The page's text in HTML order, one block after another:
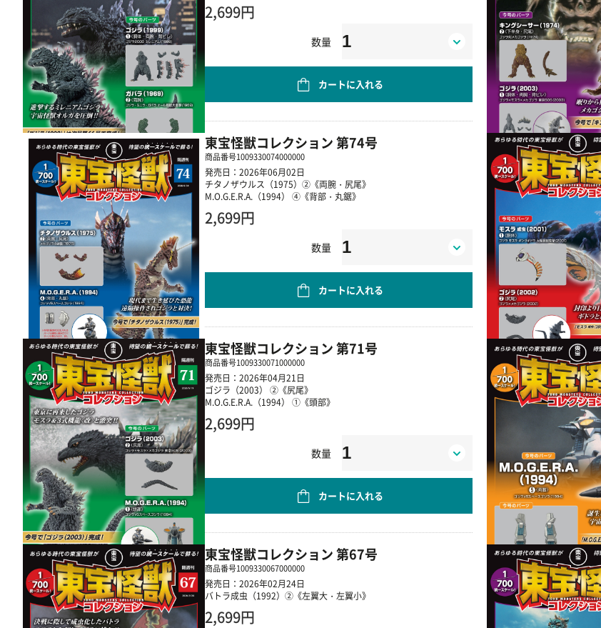
2,699円
数量
カートに入れる
東宝怪獣コレクション 第74号
商品番号1009330074000000
発売日：2026年06月02日
チタノザウルス（1975）②《両腕・尻尾》
M.O.G.E.R.A.（1994） ④《背部・丸鋸》
2,699円
数量
カートに入れる
東宝怪獣コレクション 第71号
商品番号1009330071000000
発売日：2026年04月21日
ゴジラ（2003） ②《尻尾》
M.O.G.E.R.A.（1994） ①《頭部》
2,699円
数量
カートに入れる
東宝怪獣コレクション 第67号
商品番号1009330067000000
発売日：2026年02月24日
バトラ成虫（1992）②《左翼大・左翼小》
2,699円